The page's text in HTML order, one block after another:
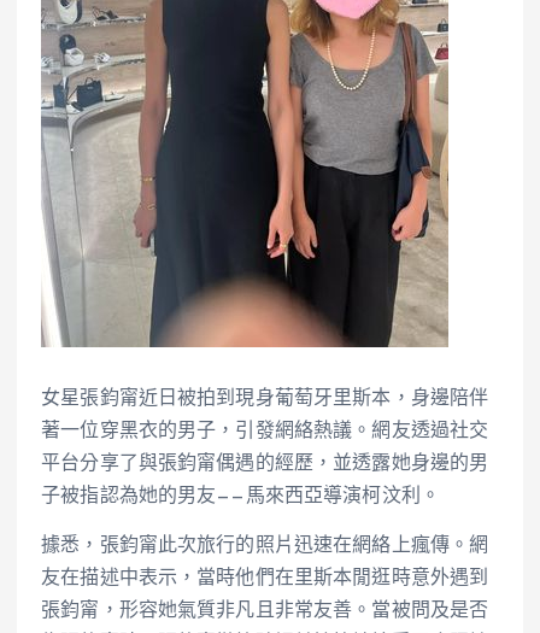
女星張鈞甯近日被拍到現身葡萄牙里斯本，身邊陪伴
著一位穿黑衣的男子，引發網絡熱議。網友透過社交
平台分享了與張鈞甯偶遇的經歷，並透露她身邊的男
子被指認為她的男友——馬來西亞導演柯汶利。
據悉，張鈞甯此次旅行的照片迅速在網絡上瘋傳。網
友在描述中表示，當時他們在里斯本閒逛時意外遇到
張鈞甯，形容她氣質非凡且非常友善。當被問及是否